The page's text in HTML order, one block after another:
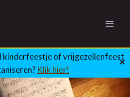
kinderfeestje of vrijgezellenfeest
Klik hier!
✕